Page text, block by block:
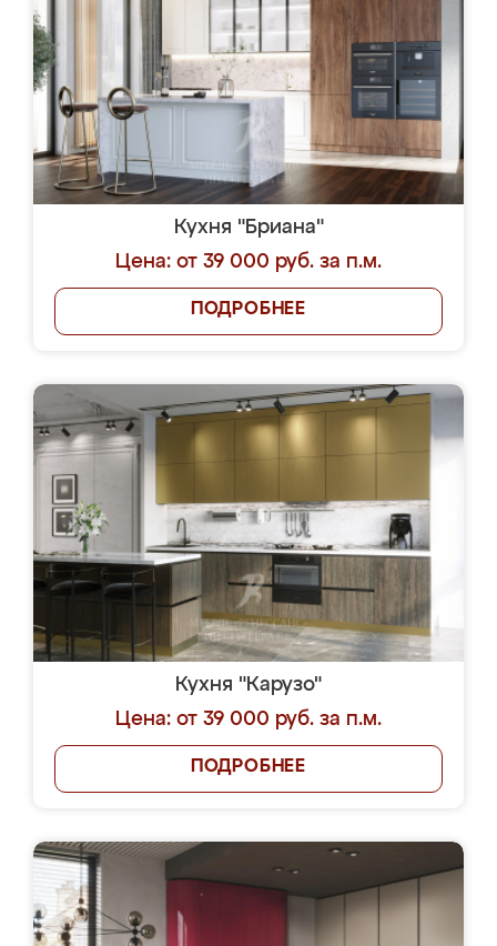
Кухня "Бриана"
Цена: от 39 000 руб. за п.м.
ПОДРОБНЕЕ
Кухня "Карузо"
Цена: от 39 000 руб. за п.м.
ПОДРОБНЕЕ